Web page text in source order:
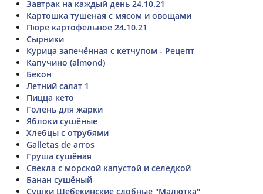
Завтрак на каждый день 24.10.21
Картошка тушеная с мясом и овощами
Пюре картофельное 24.10.21
Сырники
Курица запечённая с кетчупом - Рецепт
Капучино (almond)
Бекон
Летний салат 1
Пицца кето
Голень для жарки
Яблоки сушёные
Хлебцы с отрубями
Galletas de arros
Груша сушёная
Свекла с морской капустой и селедкой
Банан сушёный
Сушки Шебекинские сдобные "Малютка"